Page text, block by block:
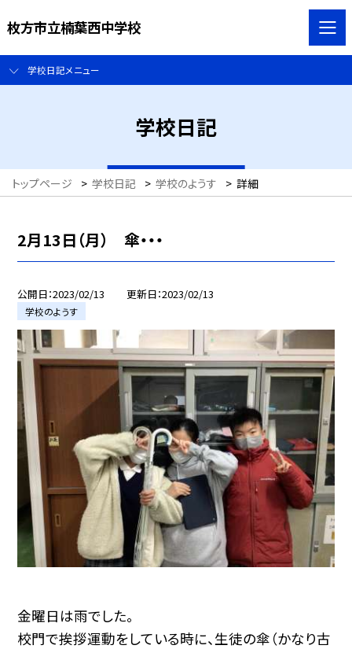
枚方市立楠葉西中学校
学校日記メニュー
学校日記
トップページ > 学校日記 > 学校のようす > 詳細
2月13日（月） 傘・・・
公開日 2023/02/13 更新日 2023/02/13
学校のようす
金曜日は雨でした。
校門で挨拶運動をしている時に、生徒の傘（かなり古